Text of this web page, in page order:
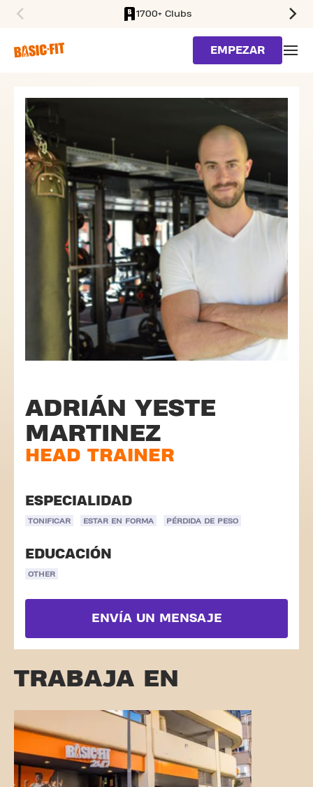
1700+ Clubs
EMPEZAR
ADRIÁN YESTE
MARTINEZ
HEAD TRAINER
ESPECIALIDAD
TONIFICAR ESTAR EN FORMA PÉRDIDA DE PESO
EDUCACIÓN
OTHER
ENVÍA UN MENSAJE
TRABAJA EN